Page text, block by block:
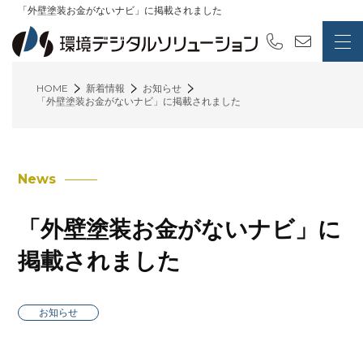
「外壁塗装お金がないナビ」に掲載されました
HOME 新着情報
お知らせ
「外壁塗装お金がないナビ」に掲載されました
News
「外壁塗装お金がないナビ」に
掲載されました
お知らせ